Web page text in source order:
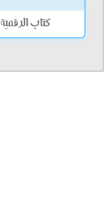
كتاب الرقمية